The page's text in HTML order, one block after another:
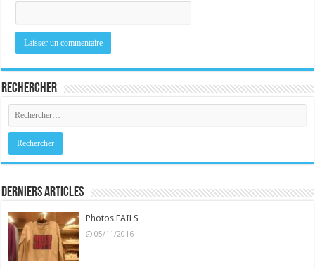
Rechercher
Derniers Articles
Photos FAILS
05/11/2016